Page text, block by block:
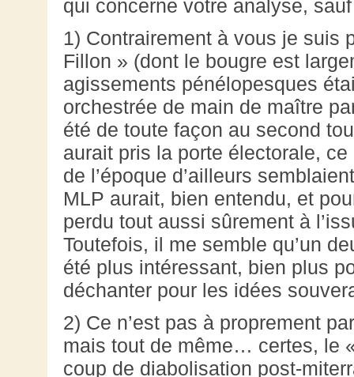
qui concerne votre analyse,
1) Contrairement à vous je suis
Fillon » (dont le bougre est
agissements pénélopesques
orchestrée de main de maître
été de toute façon au second
aurait pris la porte électorale,
de l’époque d’ailleurs
MLP aurait, bien entendu, et
perdu tout aussi sûrement à
Toutefois, il me semble qu’un
été plus intéressant, bien plus
déchanter pour les idées
2) Ce n’est pas à proprement
mais tout de même… certes, le
coup de diabolisation post-